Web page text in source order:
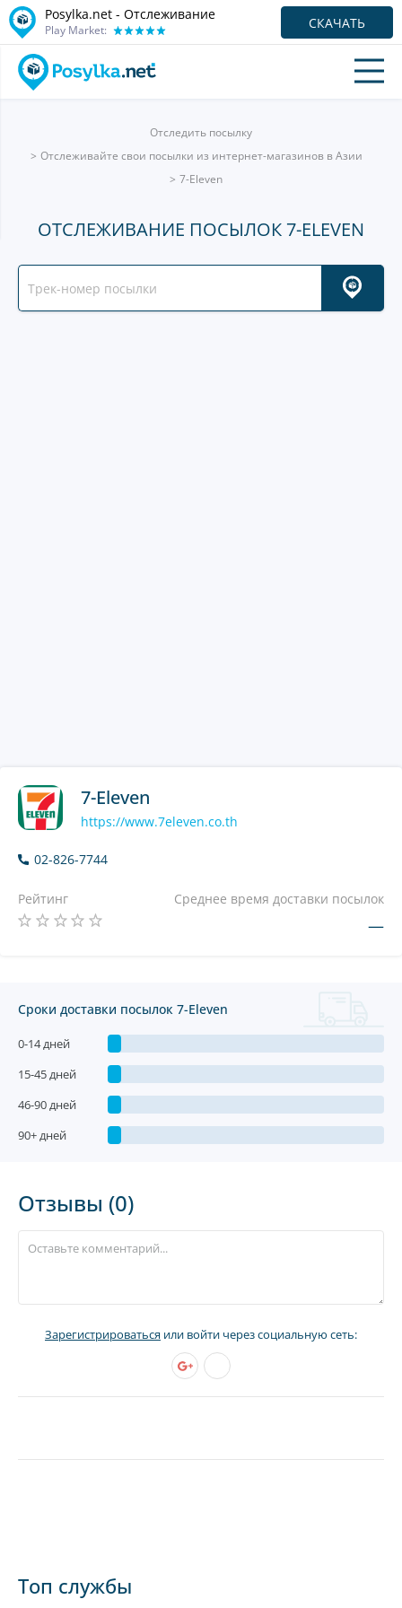
Posylka.net - Отслеживание
Play Market: СКАЧАТЬ
Отследить посылку
Отслеживайте свои посылки из интернет-магазинов в Азии
7-Eleven
ОТСЛЕЖИВАНИЕ ПОСЫЛОК 7-ELEVEN
7-Eleven
https://www.7eleven.co.th
02-826-7744
Рейтинг Среднее время доставки посылок
—
Сроки доставки посылок 7-Eleven
0-14 дней
15-45 дней
46-90 дней
90+ дней
Отзывы (0)
Зарегистрироваться или войти через социальную сеть:
Топ службы